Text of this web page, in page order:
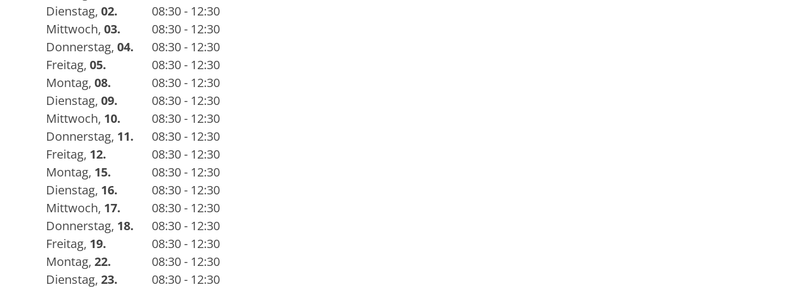
Dienstag, 02.
08:30 - 12:30
Mittwoch, 03.
08:30 - 12:30
Donnerstag, 04.
08:30 - 12:30
Freitag, 05.
08:30 - 12:30
Montag, 08.
08:30 - 12:30
Dienstag, 09.
08:30 - 12:30
Mittwoch, 10.
08:30 - 12:30
Donnerstag, 11.
08:30 - 12:30
Freitag, 12.
08:30 - 12:30
Montag, 15.
08:30 - 12:30
Dienstag, 16.
08:30 - 12:30
Mittwoch, 17.
08:30 - 12:30
Donnerstag, 18.
08:30 - 12:30
Freitag, 19.
08:30 - 12:30
Montag, 22.
08:30 - 12:30
Dienstag, 23.
08:30 - 12:30